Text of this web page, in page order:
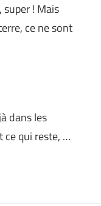
! Mais
ce ne sont
dans les
ce qui reste, …